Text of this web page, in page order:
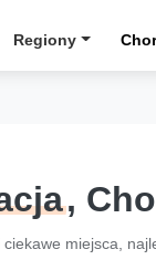
Regiony
,
miejsca,